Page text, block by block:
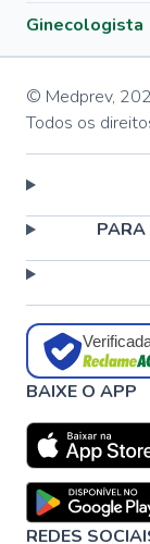
Ginecologista
© Medprev,
Todos os
PARA
BAIXE O APP
REDES